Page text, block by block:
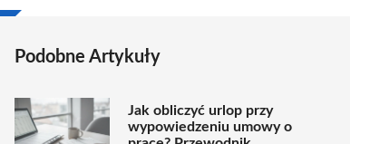
Podobne Artykuły
Jak obliczyć urlop przy
wypowiedzeniu umowy o